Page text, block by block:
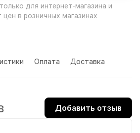
для интернет-магазина и
в розничных магазинах
Оплата Доставка
Добавить отзыв